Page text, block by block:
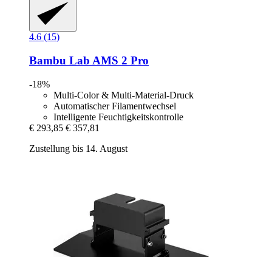
4.6 (15)
Bambu Lab AMS 2 Pro
-18%
Multi-Color & Multi-Material-Druck
Automatischer Filamentwechsel
Intelligente Feuchtigkeitskontrolle
€ 293,85 € 357,81
Zustellung bis 14. August